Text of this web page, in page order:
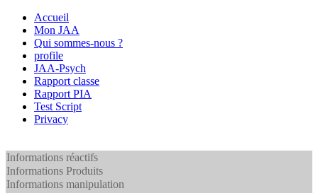
Accueil
Mon JAA
Qui sommes-nous ?
profile
JAA-Psych
Rapport classe
Rapport PIA
Test Script
Privacy
Informations réactifs
Informations Produits
Informations manipulation